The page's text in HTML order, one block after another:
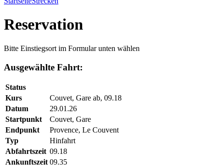
Reservation
Bitte Einstiegsort im Formular unten wählen
Ausgewählte Fahrt:
Status
Kurs
Couvet, Gare ab, 09.18
Datum
29.01.26
Startpunkt
Couvet, Gare
Endpunkt
Provence, Le Couvent
Typ
Hinfahrt
Abfahrtszeit 09.18
Ankunftszeit 09.35